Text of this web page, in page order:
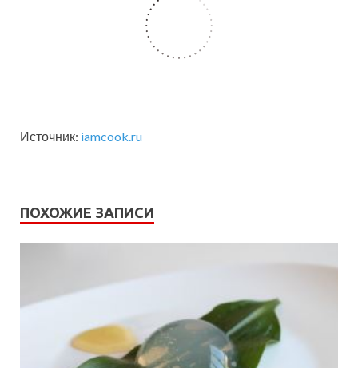
Источник: iamcook.ru
ПОХОЖИЕ ЗАПИСИ